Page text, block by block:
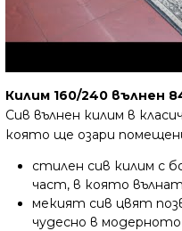
Килим 160/240 вълнен
Сив вълнен килим в
която ще озари
стилен сив килим с
част, в която
мекият сив цвят
чудесно в модерното